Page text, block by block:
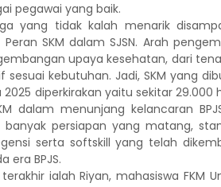
pegawai yang baik.
yang tidak kalah menarik
SKM dalam SJSN. Arah
upaya kesehatan, dari
kebutuhan. Jadi, SKM yang
2025 diperkirakan yaitu sekitar 29.000
dalam menunjang kelancaran
banyak persiapan yang matang,
serta softskill yang telah
era BPJS.
ialah Riyan, mahasiswa FKM